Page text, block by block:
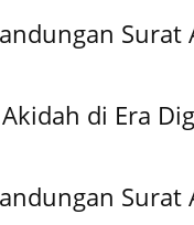
Surat
di Era
Surat